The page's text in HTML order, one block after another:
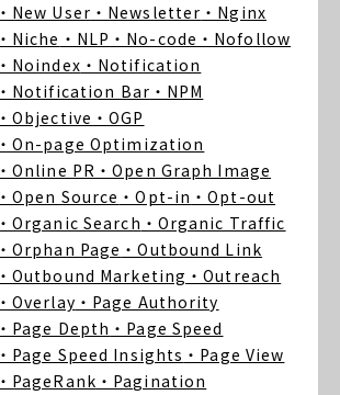
・New User ・Newsletter ・Nginx
・Niche ・NLP ・No-code ・Nofollow
・Noindex ・Notification
・Notification Bar ・NPM
・Objective ・OGP
・On-page Optimization
・Online PR ・Open Graph Image
・Open Source ・Opt-in ・Opt-out
・Organic Search ・Organic Traffic
・Orphan Page ・Outbound Link
・Outbound Marketing ・Outreach
・Overlay ・Page Authority
・Page Depth ・Page Speed
・Page Speed Insights ・Page View
・PageRank ・Pagination